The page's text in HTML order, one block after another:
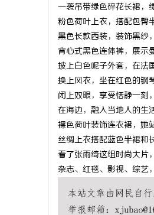
一袭吊带绿色碎花长裙，
粉色荷叶上衣，搭配包臀
黑色长款西装，装饰黑纱
背心式黑色连体裤，展示
披上白色呢子外套，在法
换上风衣，坐在红色的钢
闭上双眼，享受恬静一刻
在海边，融入当地人的生
裸色荷叶装饰连衣裙，她
丝绸上衣搭配蓝色半裙和
看了张雨绮这组时尚大片
杂志、红毯、影视、综艺
商标购买：即买即用，规避侵